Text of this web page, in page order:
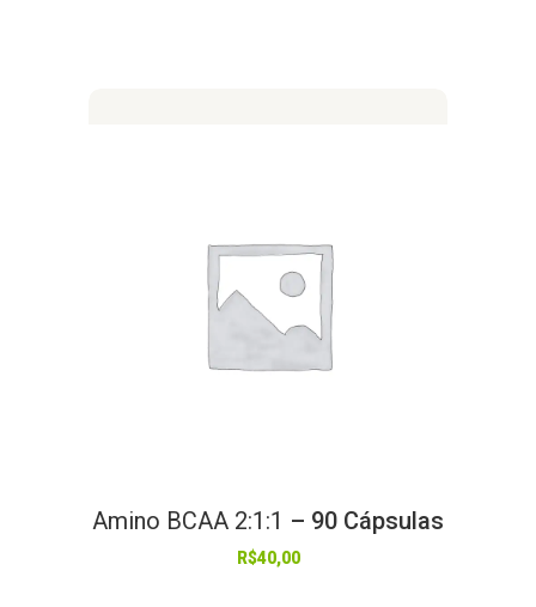
Amino BCAA 2:1:1 – 90 Cápsulas
R$40,00